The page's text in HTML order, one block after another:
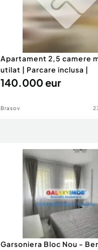
Apartament 2,5 camere
utilat | Parcare inclusa |
140.000 eur
Brasov
Garsoniera Bloc Nou -